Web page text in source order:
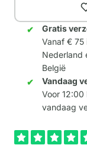
Gratis
Vanaf € 75
Nederland
België
Vandaag
Voor 12:00
vandaag